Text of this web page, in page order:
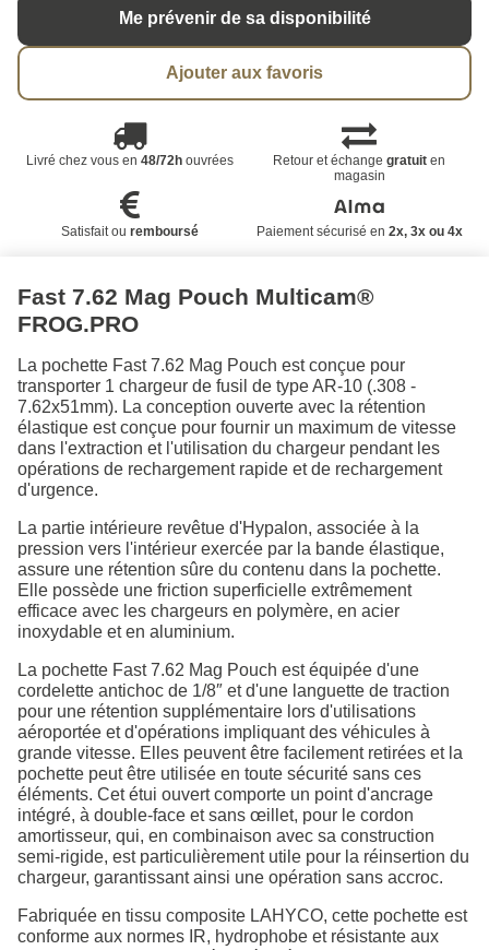
Me prévenir de sa disponibilité
Ajouter aux favoris
Livré chez vous en 48/72houvrées Retour et échangegratuit en
magasin
Satisfait ou remboursé Paiement sécurisé en 2x, 3x ou 4x
Fast 7.62 Mag Pouch Multicam®
FROG.PRO
La pochette Fast 7.62 Mag Pouch est conçue pour
transporter 1 chargeur de fusil de type AR-10 (.308 -
7.62x51mm). La conception ouverte avec la rétention
élastique est conçue pour fournir un maximum de vitesse
dans l'extraction et l'utilisation du chargeur pendant les
opérations de rechargement rapide et de rechargement
d'urgence.
La partie intérieure revêtue d'Hypalon, associée à la
pression vers l'intérieur exercée par la bande élastique,
assure une rétention sûre du contenu dans la pochette.
Elle possède une friction superficielle extrêmement
efficace avec les chargeurs en polymère, en acier
inoxydable et en aluminium.
La pochette Fast 7.62 Mag Pouch est équipée d'une
cordelette antichoc de 1/8″ et d'une languette de traction
pour une rétention supplémentaire lors d'utilisations
aéroportée et d'opérations impliquant des véhicules à
grande vitesse. Elles peuvent être facilement retirées et la
pochette peut être utilisée en toute sécurité sans ces
éléments. Cet étui ouvert comporte un point d'ancrage
intégré, à double-face et sans œillet, pour le cordon
amortisseur, qui, en combinaison avec sa construction
semi-rigide, est particulièrement utile pour la réinsertion du
chargeur, garantissant ainsi une opération sans accroc.
Fabriquée en tissu composite LAHYCO, cette pochette est
conforme aux normes IR, hydrophobe et résistante aux